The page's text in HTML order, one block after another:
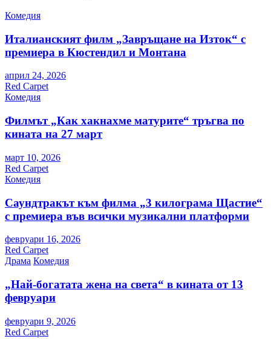
Комедия
Италианският филм „Завръщане на Изток“ с
премиера в Кюстендил и Монтана
април 24, 2026
Red Carpet
Комедия
Филмът „Как хакнахме матурите“ тръгва по
кината на 27 март
март 10, 2026
Red Carpet
Комедия
Саундтракът към филма „3 килограма Щастие“
с премиера във всички музикални платформи
февруари 16, 2026
Red Carpet
Драма Комедия
„Най-богатата жена на света“ в кината от 13
февруари
февруари 9, 2026
Red Carpet